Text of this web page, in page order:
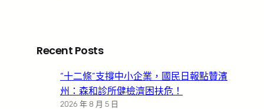
Recent Posts
“十二條”支撐中小企業，國民日報點贊濱
州：森和診所健檢濟困扶危！
2026 年 8 月 5 日